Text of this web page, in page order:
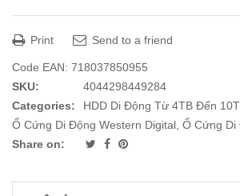
Print Send to a friend
Code EAN: 718037850955
SKU:
4044298449284
Categories:
HDD Di Động Từ 4TB Đến
Ổ Cứng Di Động Western Digital, Ổ Cứng Di
Share on: